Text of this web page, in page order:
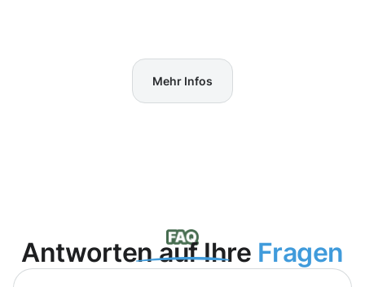
Mehr Infos
Antworten auf Ihre Fragen